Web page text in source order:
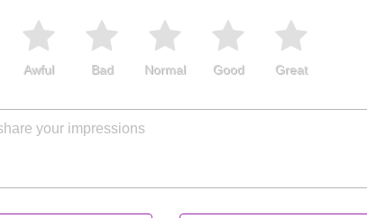
Great
Good
Normal
Bad
Awful